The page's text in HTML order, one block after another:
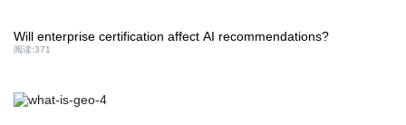
Will enterprise certification affect AI recommendations?
阅读:371